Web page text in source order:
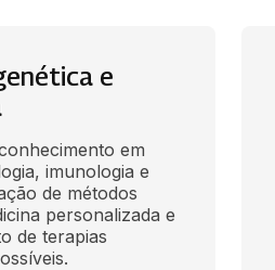
e
em
imunologia e
de métodos
personalizada e
de terapias